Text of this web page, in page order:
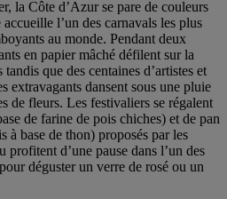
la Côte d’Azur se pare de couleurs
l’un des carnavals les plus
au monde. Pendant deux
en papier mâché défilent sur la
que des centaines d’artistes et
extravagants dansent sous une pluie
de fleurs. Les festivaliers se régalent
de farine de pois chiches) et de pan
à base de thon) proposés par les
profitent d’une pause dans l’un des
déguster un verre de rosé ou un